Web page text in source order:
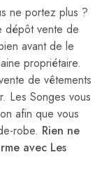
ne portez plus ?
dépôt vente de
avant de le
propriétaire.
de vêtements
Les Songes vous
afin que vous
robe. Rien ne
avec Les